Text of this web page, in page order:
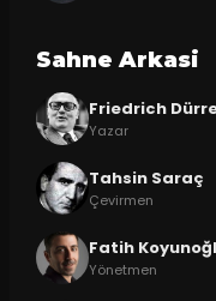
Sahne Arkasi
Friedrich
Yazar
Tahsin Saraç
Çevirmen
Fatih
Yönetmen